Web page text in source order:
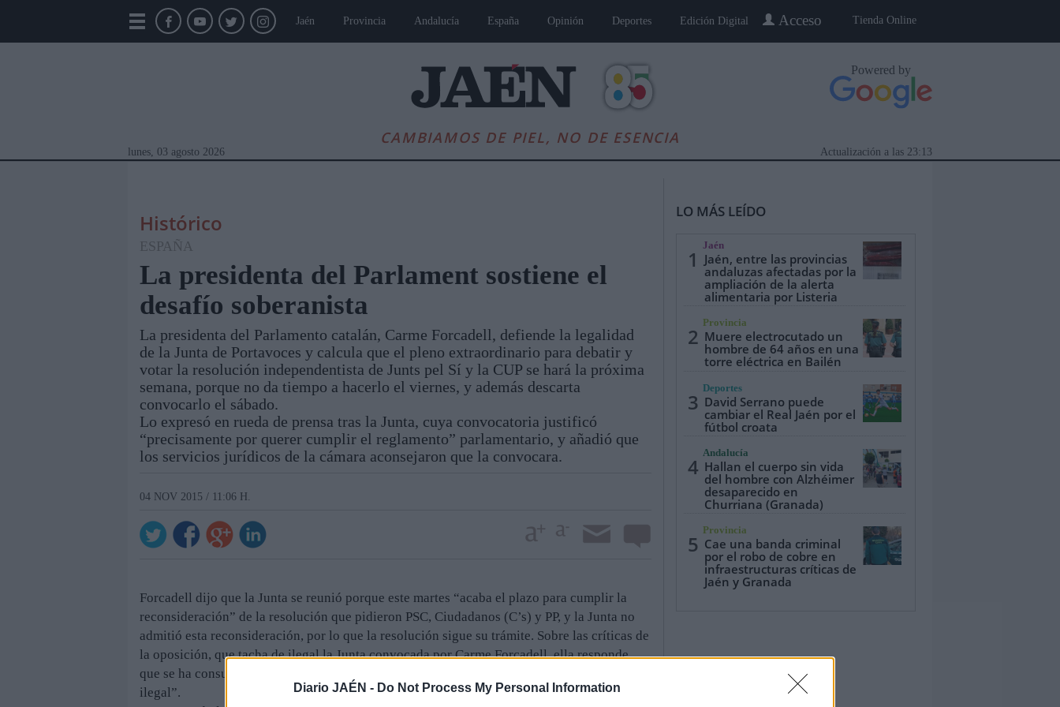
Diario JAÉN - Do Not Process My Personal Information
Tienda Online
Acceso
Jaén Provincia Andalucía España Opinión Deportes Edición Digital
CAMBIAMOS DE PIEL, NO DE ESENCIA
Powered by
lunes, 03 agosto 2026 23:13
Actualización a las
Módulos Portada Jaén Provincia Linares Jaén, Pueblo a Pueblo Gente Especiales
Histórico
ESPAÑA
La presidenta del Parlament sostiene el
desafío soberanista
La presidenta del Parlamento catalán, Carme Forcadell, defiende la legalidad
de la Junta de Portavoces y calcula que el pleno extraordinario para debatir y
votar la resolución independentista de Junts pel Sí y la CUP se hará la próxima
semana, porque no da tiempo a hacerlo el viernes, y además descarta
convocarlo el sábado.
Lo expresó en rueda de prensa tras la Junta, cuya convocatoria justificó
“precisamente por querer cumplir el reglamento” parlamentario, y añadió que
los servicios jurídicos de la cámara aconsejaron que la convocara.
04 NOV 2015 / 11:06 H.
Forcadell dijo que la Junta se reunió porque este martes “acaba el plazo para cumplir la
reconsideración” de la resolución que pidieron PSC, Ciudadanos (C’s) y PP, y la Junta no
admitió esta reconsideración, por lo que la resolución sigue su trámite. Sobre las críticas de
la oposición, que tacha de ilegal la Junta convocada por Carme Forcadell, ella responde
que se ha consultado a los servicios jurídicos de la Cámara y que no se ha hecho “nada
ilegal”.
LO MÁS LEÍDO
1
Jaén
Jaén, entre las provincias
andaluzas afectadas por la
ampliación de la alerta
alimentaria por Listeria
2
Provincia
Muere electrocutado un
hombre de 64 años en una
torre eléctrica en Bailén
3
Deportes
David Serrano puede
cambiar el Real Jaén por el
fútbol croata
4
Andalucía
Hallan el cuerpo sin vida
del hombre con Alzhéimer
desaparecido en
Churriana (Granada)
5
Provincia
Cae una banda criminal
por el robo de cobre en
infraestructuras críticas de
Jaén y Granada